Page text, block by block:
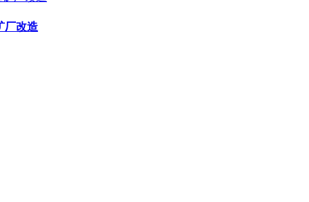
厂改造